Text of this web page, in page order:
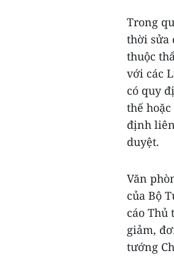
Trong
thời sửa
thuộc
với các
có quy
thế
định
duyệt.
Văn
của Bộ
cáo
giảm,
tướng